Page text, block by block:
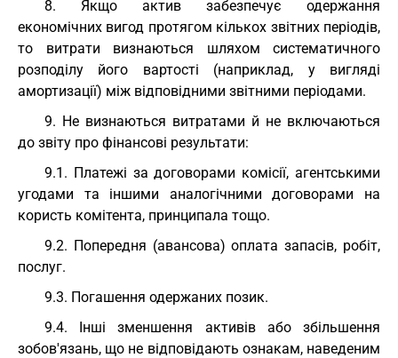
8. Якщо актив забезпечує одержання
економічних вигод протягом кількох звітних періодів,
то витрати визнаються шляхом систематичного
розподілу його вартості (наприклад, у вигляді
амортизації) між відповідними звітними періодами.
9. Не визнаються витратами й не включаються
до звіту про фінансові результати:
9.1. Платежі за договорами комісії, агентськими
угодами та іншими аналогічними договорами на
користь комітента, принципала тощо.
9.2. Попередня (авансова) оплата запасів, робіт,
послуг.
9.3. Погашення одержаних позик.
9.4. Інші зменшення активів або збільшення
зобов'язань, що не відповідають ознакам, наведеним